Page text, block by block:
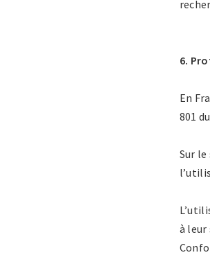
6.
En
801
Sur
à